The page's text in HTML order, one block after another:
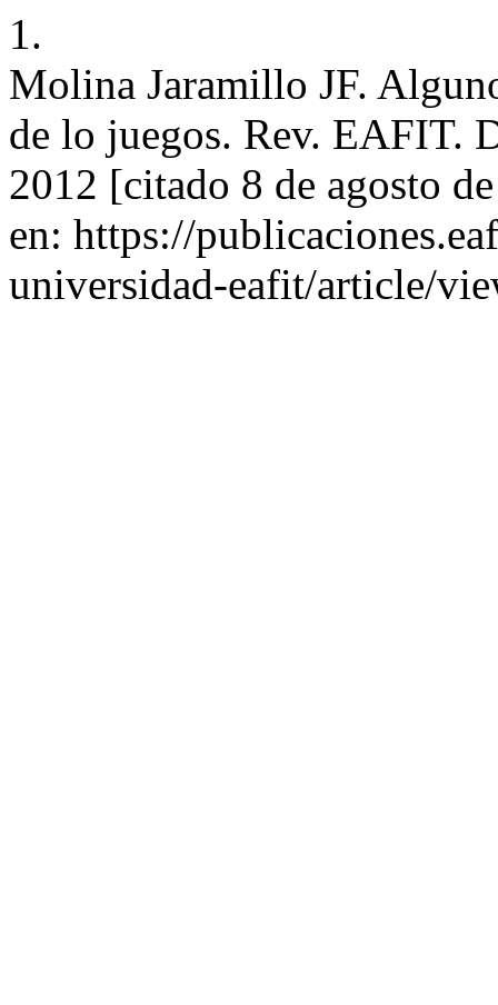
1.
Molina Jaramillo JF.
de lo juegos. Rev. EAFIT.
2012 [citado 8 de agosto
en: https://
universidad-eafit/article/